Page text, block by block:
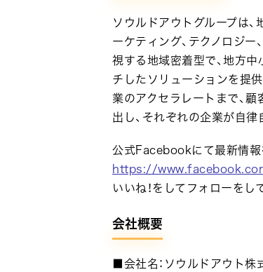
ソウルドアウトグループは
ーケティング、テクノロジ
視する地域密着型で、地方
チしたソリューションを提
業のアクセラレートまで、
出し、それぞれの企業が自
公式Facebookにて最新情報
https://
いいね！をしてフォローを
会社概要
■会社名：ソウルドアウト株